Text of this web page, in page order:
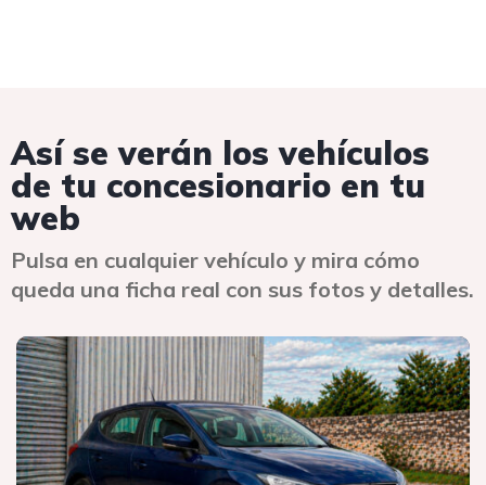
Así se verán los vehículos
de tu concesionario en tu
web
Pulsa en cualquier vehículo y mira cómo
queda una ficha real con sus fotos y detalles.